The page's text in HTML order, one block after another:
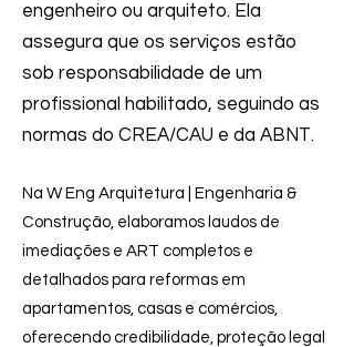
engenheiro ou arquiteto. Ela
assegura que os serviços estão
sob responsabilidade de um
profissional habilitado, seguindo as
normas do CREA/CAU e da ABNT.
Na W Eng Arquitetura | Engenharia &
Construção, elaboramos laudos de
imediações e ART completos e
detalhados para reformas em
apartamentos, casas e comércios,
oferecendo credibilidade, proteção legal